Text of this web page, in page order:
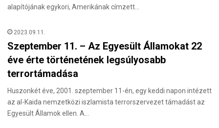
alapítójának egykori, Amerikának címzett…
2023.09.11.
Szeptember 11. – Az Egyesült Államokat 22
éve érte történetének legsúlyosabb
terrortámadása
Huszonkét éve, 2001. szeptember 11-én, egy keddi napon intézett
az al-Kaida nemzetközi iszlamista terrorszervezet támadást az
Egyesült Államok ellen. A…